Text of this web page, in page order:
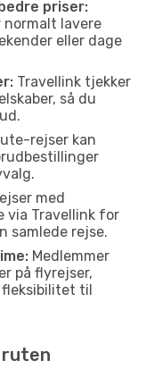
priser:
normalt lavere
eller dage
Travellink tjekker
så du
rejser kan
med
via Travellink for
samlede rejse.
Medlemmer
på flyrejser,
fleksibilitet til